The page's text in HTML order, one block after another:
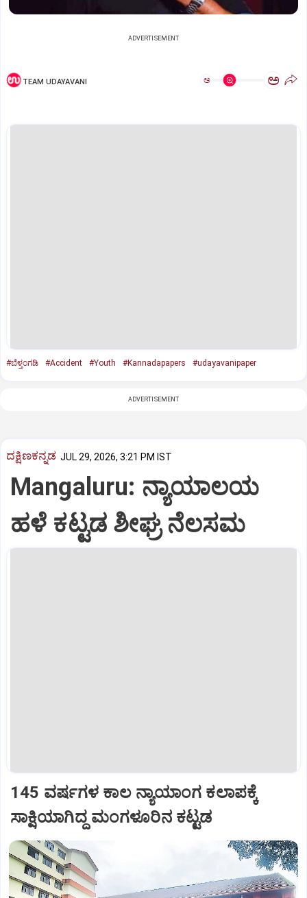
ADVERTISEMENT
TEAM UDAYAVANI ಅ ಅ
#ಬೆಳ್ತಂಗಡಿ #Accident #Youth #Kannadapapers #udayavanipaper
ADVERTISEMENT
ದಕ್ಷಿಣಕನ್ನಡ JUL 29, 2026, 3:21 PM IST
Mangaluru: ನ್ಯಾಯಾಲಯ
ಹಳೆ ಕಟ್ಟಡ ಶೀಘ್ರ ನೆಲಸಮ
145 ವರ್ಷಗಳ ಕಾಲ ನ್ಯಾಯಾಂಗ ಕಲಾಪಕ್ಕೆ
ಸಾಕ್ಷಿಯಾಗಿದ್ದ ಮಂಗಳೂರಿನ ಕಟ್ಟಡ